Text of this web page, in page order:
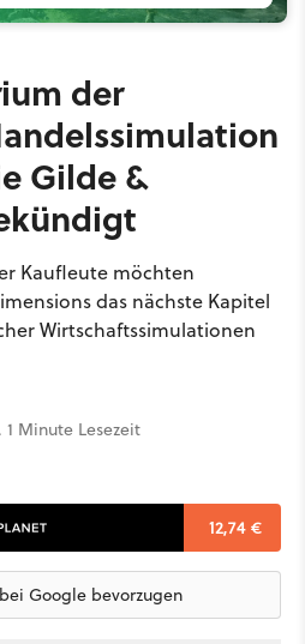
der
Gilde &
Kaufleute möchten
das nächste Kapitel
Wirtschaftssimulationen
1 Minute Lesezeit
12,74 €
Google bevorzugen